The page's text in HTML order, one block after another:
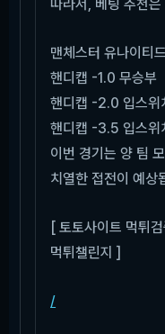
따라서, 베팅 추천
맨체스터 유나이티
핸디캡 -1.0 무승부
핸디캡 -2.0 입스위
핸디캡 -3.5 입스위
이번 경기는 양 팀
치열한 접전이 예상
[ 토토사이트 먹튀
먹튀챌린지 ]
/